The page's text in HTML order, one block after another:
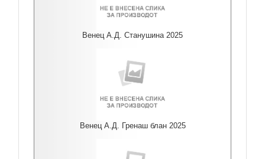
Венец А.Д. Станушина 2025
Венец А.Д. Гренаш блан 2025